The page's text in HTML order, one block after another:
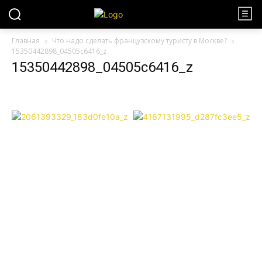
Главная
Что надо сделать французскому туристу в Москве?
15350442898_04505c6416_z
15350442898_04505c6416_z